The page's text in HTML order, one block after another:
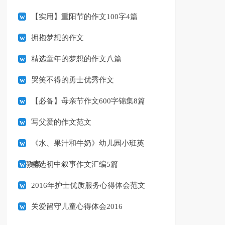
【实用】重阳节的作文100字4篇
拥抱梦想的作文
精选童年的梦想的作文八篇
哭笑不得的勇士优秀作文
【必备】母亲节作文600字锦集8篇
写父爱的作文范文
《水、果汁和牛奶》幼儿园小班英
语教案精选初中叙事作文汇编5篇
2016年护士优质服务心得体会范文
关爱留守儿童心得体会2016